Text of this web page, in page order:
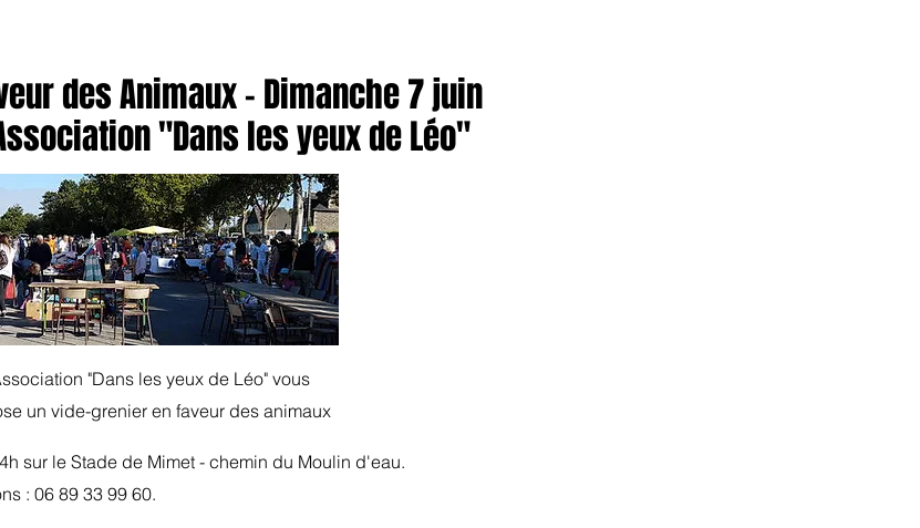
des Animaux - Dimanche 7 juin
"Dans les yeux de Léo"
"Dans les yeux de Léo" vous
un vide-grenier en faveur des animaux
sur le Stade de Mimet - chemin du Moulin d'eau.
: 06 89 33 99 60.